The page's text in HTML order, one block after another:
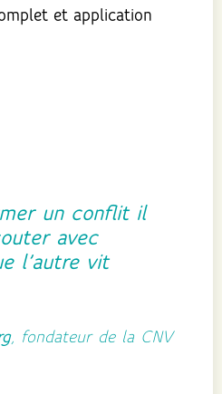
et application
un conflit il
avec
l’autre vit
, fondateur de la CNV